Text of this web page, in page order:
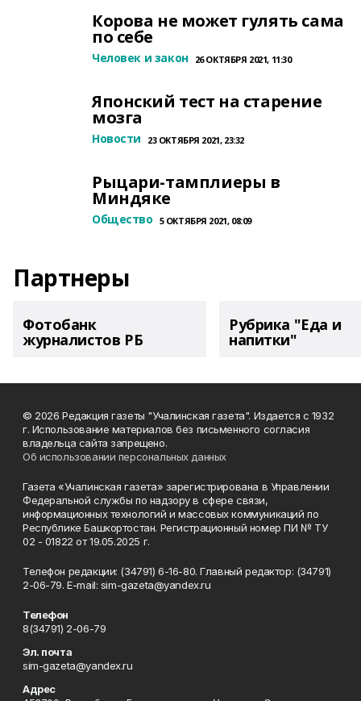
Корова не может гулять сама
по себе
Человек и закон 26 ОКТЯБРЯ 2021, 11:30
Японский тест на старение
мозга
Новости 23 ОКТЯБРЯ 2021, 23:32
Рыцари-тамплиеры в
Миндяке
Общество 5 ОКТЯБРЯ 2021, 08:09
Партнеры
Фотобанк
журналистов РБ
Рубрика "Еда и
напитки"
© 2026 Редакция газеты "Учалинская газета". Издается с 1932
г. Использование материалов без письменного согласия
владельца сайта запрещено.
Об использовании персональных данных
Газета «Учалинская газета» зарегистрирована в Управлении
Федеральной службы по надзору в сфере связи,
информационных технологий и массовых коммуникаций по
Республике Башкортостан. Регистрационный номер ПИ № ТУ
02 - 01822 от 19.05.2025 г.
Телефон редакции: (34791) 6-16-80. Главный редактор: (34791)
2-06-79. Е-mаil: sim-gazeta@yandex.ru
Телефон
8(34791) 2-06-79
Эл. почта
sim-gazeta@yandex.ru
Адрес